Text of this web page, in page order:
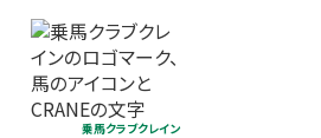
乗馬クラブクレイン